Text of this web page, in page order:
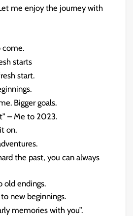
me enjoy the journey with
come.
starts
start.
Bigger goals.
– Me to 2023.
on.
the past, you can always
old endings.
new beginnings.
memories with you”.